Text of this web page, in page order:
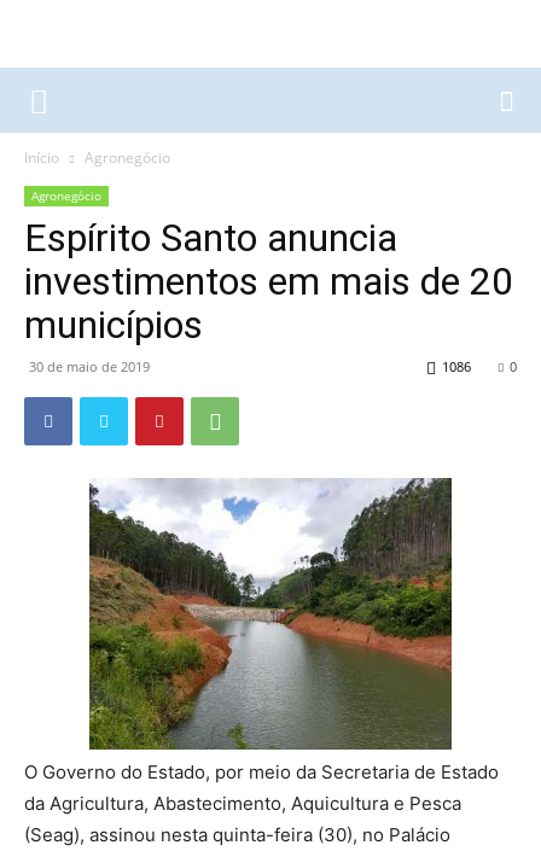
Início Agronegócio
Agronegócio
Espírito Santo anuncia
investimentos em mais de 20
municípios
30 de maio de 2019 0
1086
O Governo do Estado, por meio da Secretaria de Estado
da Agricultura, Abastecimento, Aquicultura e Pesca
(Seag), assinou nesta quinta-feira (30), no Palácio